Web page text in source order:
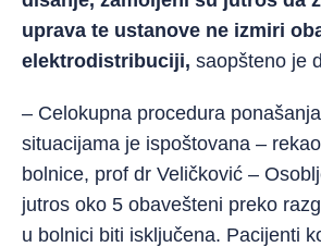
uprava te ustanove ne izmiri
elektrodistribuciji, saopšteno je
– Celokupna procedura
situacijama je ispoštovana –
bolnice, prof dr Veličković –
jutros oko 5 obavešteni preko
u bolnici biti isključena. Pacijenti